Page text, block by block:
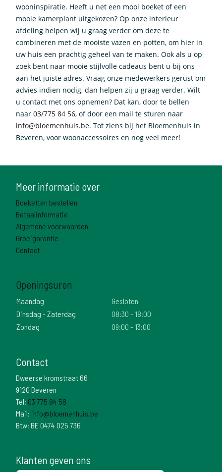
wooninspiratie. Heeft u net een mooi boeket of een
mooie kamerplant uitgekozen? Op onze interieur
afdeling helpen wij u graag verder om deze te
combineren met de mooiste vazen en potten, om hier in
uw huis een prachtig geheel van te maken. Ook als u op
zoek bent naar mooie stijlvolle cadeaus bent u bij ons
aan het juiste adres. Vraag onze medewerkers gerust om
advies indien nodig, dan helpen zij u graag verder. Wilt
u contact met ons opnemen? Dat kan, door te bellen
naar 03/775 84 56, of door een mail te sturen naar
info@bloemenhuis.be. Tot ziens bij het Bloemenhuis in
Beveren, voor woonaccessoires en nog veel meer!
Meer informatie over
Boeketten bestellen
Betaalinformatie
Algemene voorwaarden
Groeigarantie
Contact
Openingsuren
Maandag
Gesloten
Dinsdag - Zaterdag
08:30 - 18:00
Zondag
09:00 - 13:00
Contact
Dweerse kromstraat 66
9120 Beveren
Tel: 03 775 84 56
Mail: info@bloemenhuis.be
Btw: BE 0474 025 736
Klanten geven ons